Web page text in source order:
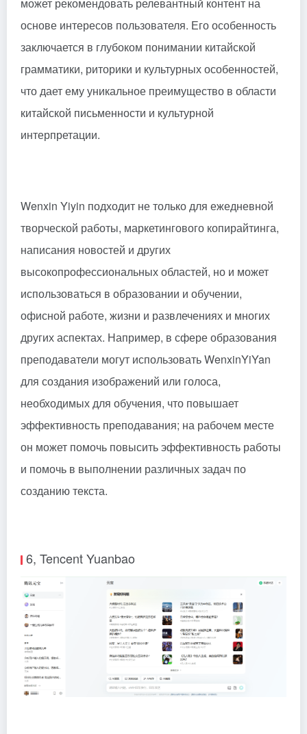
может рекомендовать релевантный контент на
основе интересов пользователя. Его особенность
заключается в глубоком понимании китайской
грамматики, риторики и культурных особенностей,
что дает ему уникальное преимущество в области
китайской письменности и культурной
интерпретации.
Wenxin Yiyin подходит не только для ежедневной
творческой работы, маркетингового копирайтинга,
написания новостей и других
высокопрофессиональных областей, но и может
использоваться в образовании и обучении,
офисной работе, жизни и развлечениях и многих
других аспектах. Например, в сфере образования
преподаватели могут использовать WenxinYiYan
для создания изображений или голоса,
необходимых для обучения, что повышает
эффективность преподавания; на рабочем месте
он может помочь повысить эффективность работы
и помочь в выполнении различных задач по
созданию текста.
6, Tencent Yuanbao